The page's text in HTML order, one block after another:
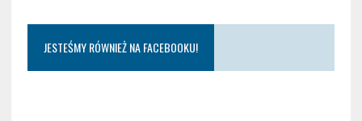
JESTEŚMY RÓWNIEŻ NA FACEBOOKU!